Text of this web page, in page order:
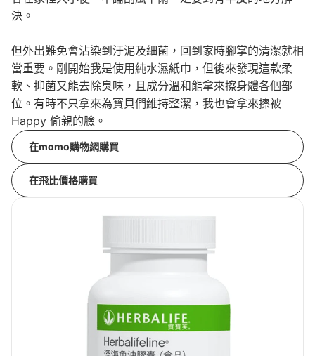
決。
但外出難免會沾染到汙泥及細菌，回到家時腳掌的清潔就相
當重要。剛開始我是使用純水濕紙巾，但後來發現這款柔
軟、抑菌又能去除臭味，且成分溫和能拿來擦身體各個部
位。有時不只拿來為寶貝們維持整潔，我也會拿來擦被
Happy 偷親的臉。
在momo購物網購買
在飛比價格購買